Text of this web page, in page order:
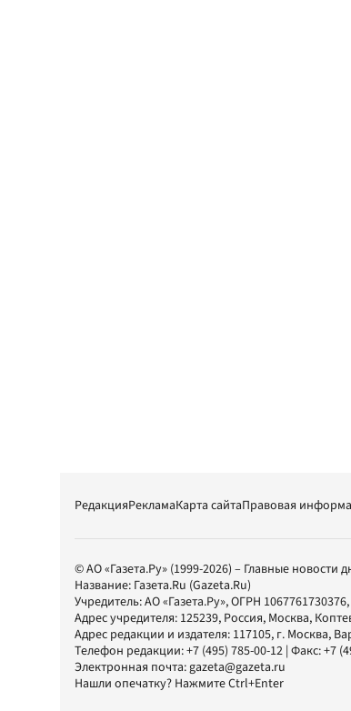
РедакцияРекламаКарта сайтаПравовая
© АО «Газета.Ру» (1999-2026) – Главные новости
Название: Газета.Ru (Gazeta.Ru)
Учредитель:АО «Газета.Ру», ОГРН
Адрес учредителя: 125239, Россия, Москва,
Адрес редакции и издателя: 117105, г. Москва,
Телефон редакции:+7 (495) 785-00-12 | Факс:+7
Электронная почта:gazeta@gazeta.ru
Нашли опечатку? Нажмите Ctrl+Enter